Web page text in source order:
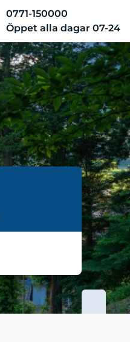
0771-150000
Öppet alla dagar 07-24